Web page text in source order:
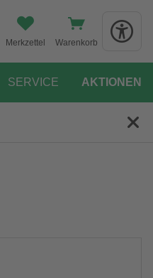
Merkzettel Warenkorb
SERVICE AKTIONEN